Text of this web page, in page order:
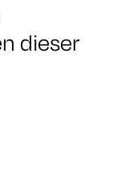
dieser